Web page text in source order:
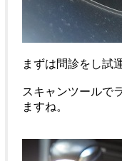
まずは問診をし試
スキャンツールで
ますね。